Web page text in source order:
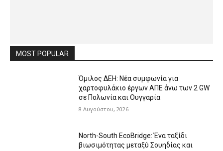
MOST POPULAR
Όμιλος ΔΕΗ: Νέα συμφωνία για
χαρτοφυλάκιο έργων ΑΠΕ άνω των 2 GW
σε Πολωνία και Ουγγαρία
8 Αυγούστου, 2026
North-South EcoBridge: Ένα ταξίδι
βιωσιμότητας μεταξύ Σουηδίας και